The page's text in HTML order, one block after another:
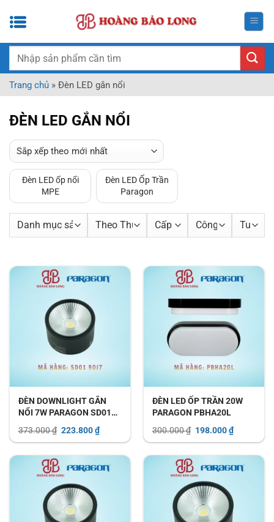
qua
dung
Tìm
Trang chủ » Đèn LED gắn nổi
ĐÈN LED GẮN NỔI
Đèn LED ốp nổi
MPE
Đèn LED Ốp Trần
Paragon
ĐÈN DOWNLIGHT GẮN
NỔI 7W PARAGON SD01
373.000₫ Giá
là:
373.000 ₫.
223.800₫Giá
hiện
tại
là:
223.800 ₫.
ĐÈN LED ỐP TRẦN 20W
PARAGON PBHA20L
300.000₫ Giá
là:
300.000 ₫.
198.000₫Giá
hiện
tại
là:
198.000 ₫.